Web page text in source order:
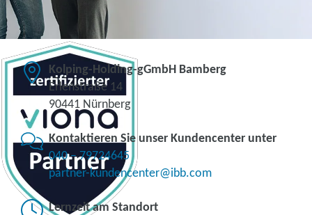
Kolping-Holding-gGmbH Bamberg
Erlenstraße 14
90441 Nürnberg
Kontaktieren Sie unser Kundencenter unter
040 – 79724645
partner-kundencenter@ibb.com
Lernzeit am Standort